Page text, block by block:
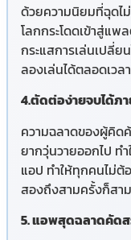
ด้วยความนิยมที่ฉุดไ
โลกกระโดดเข้าสู่แ
กระแสการเล่นเปลี่ย
ลองเล่นได้ตลอดเวล
4.ตัดต่อง่ายจบได้ภ
ความฉลาดของผู้คิ
ยากวุ่นวายออกไป ท
แอป ทำให้ทุกคนไม่ต้
สองถึงสามครั้งก็สา
5. แอพสุดฉลาดคัดส